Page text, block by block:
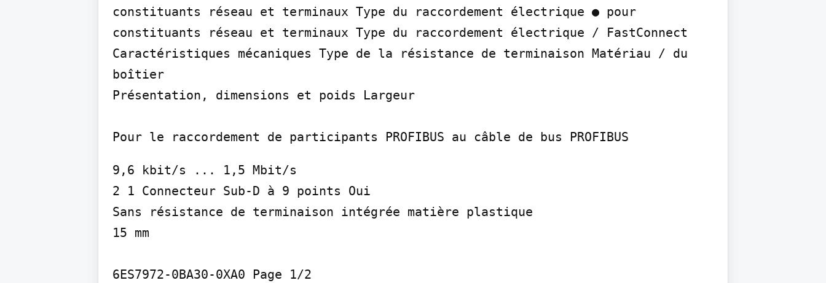
constituants réseau et terminaux Type du raccordement électrique ● pour
constituants réseau et terminaux Type du raccordement électrique / FastConnect
Caractéristiques mécaniques Type de la résistance de terminaison Matériau / du
boîtier
Présentation, dimensions et poids Largeur
Pour le raccordement de participants PROFIBUS au câble de bus PROFIBUS
9,6 kbit/s ... 1,5 Mbit/s
2 1 Connecteur Sub-D à 9 points Oui
Sans résistance de terminaison intégrée matière plastique
15 mm
6ES7972-0BA30-0XA0 Page 1/2